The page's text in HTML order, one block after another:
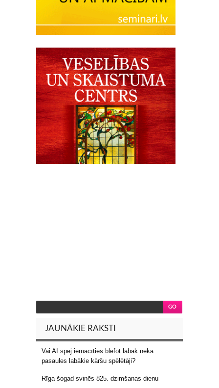
JAUNĀKIE RAKSTI
Vai AI spēj iemācīties blefot labāk nekā
pasaules labākie kāršu spēlētāji?
Rīga šogad svinēs 825. dzimšanas dienu